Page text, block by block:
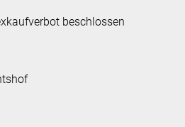
beschlossen